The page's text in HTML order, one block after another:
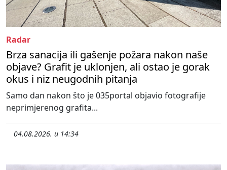
Radar
Brza sanacija ili gašenje požara nakon naše
objave? Grafit je uklonjen, ali ostao je gorak
okus i niz neugodnih pitanja
Samo dan nakon što je 035portal objavio fotografije
neprimjerenog grafita...
04.08.2026. u 14:34